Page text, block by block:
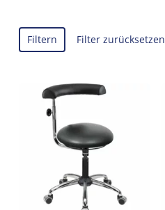
Filtern Filter zurücksetzen